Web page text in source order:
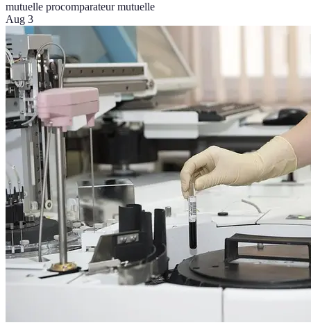
mutuelle procomparateur mutuelle
Aug 3